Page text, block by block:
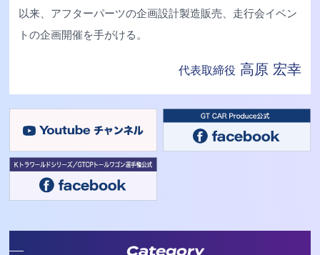
以来、アフターパーツの企画設計製造販売、走行会イベン
トの企画開催を手がける。
代表取締役 高原 宏幸